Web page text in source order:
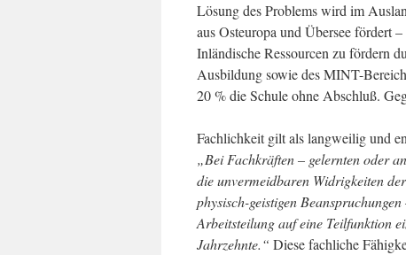
Lösung des Problems wird im
aus Osteuropa und Übersee fördert
Inländische Ressourcen zu fördern
Ausbildung sowie des MINT-
20 % die Schule ohne Abschluß.
Fachlichkeit gilt als langweilig und
„Bei Fachkräften – gelernten oder
die unvermeidbaren Widrigkeiten
physisch-geistigen
Arbeitsteilung auf eine Teilfunktion
Jahrzehnte.“ Diese fachliche